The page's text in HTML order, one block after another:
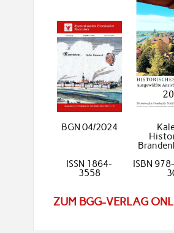
BGN 04/2024
ISSN 1864-
3558
ISBN
ZUM BGG-VERLAG